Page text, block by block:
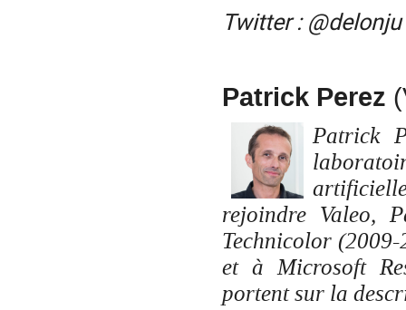
Twitter : @delonju
Patrick Perez
Patrick
rejoindre Valeo,
Technicolor
et à Microsoft
portent sur la